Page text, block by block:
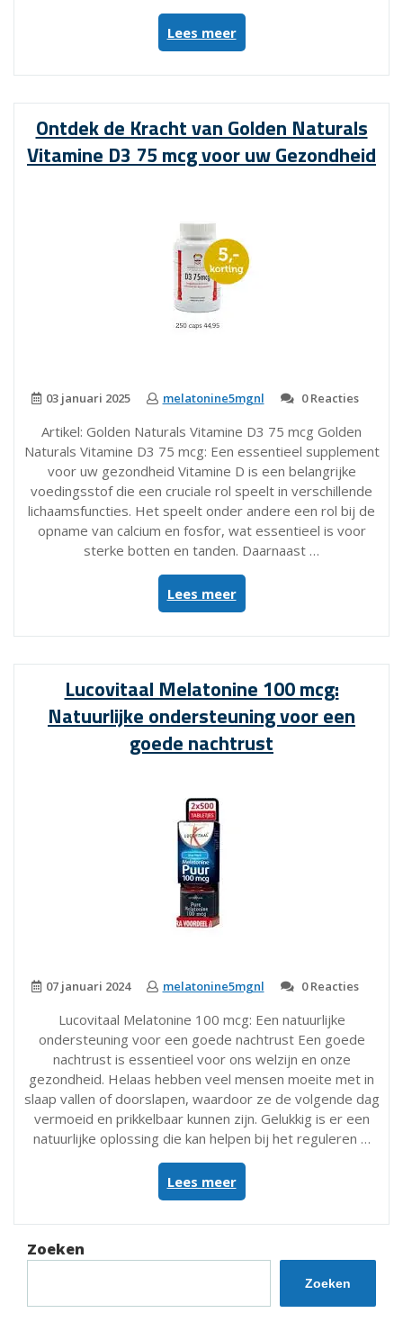
Lees meer“Ontdek
de
kracht
Melatonine
299
mcg
nachtrust”
Ontdek de Kracht van Golden Naturals
Vitamine D3 75 mcg voor uw Gezondheid
03 januari 2025 melatonine5mgnl 0 Reacties
Artikel: Golden Naturals Vitamine D3 75 mcg Golden
Naturals Vitamine D3 75 mcg: Een essentieel supplement
voor uw gezondheid Vitamine D is een belangrijke
voedingsstof die een cruciale rol speelt in verschillende
lichaamsfuncties. Het speelt onder andere een rol bij de
opname van calcium en fosfor, wat essentieel is voor
sterke botten en tanden. Daarnaast …
Lees meer“Ontdek
de
Kracht
Naturals
Vitamine
D3
75
Lucovitaal Melatonine 100 mcg:
Natuurlijke ondersteuning voor een
goede nachtrust
07 januari 2024 melatonine5mgnl 0 Reacties
Lucovitaal Melatonine 100 mcg: Een natuurlijke
ondersteuning voor een goede nachtrust Een goede
nachtrust is essentieel voor ons welzijn en onze
gezondheid. Helaas hebben veel mensen moeite met in
slaap vallen of doorslapen, waardoor ze de volgende dag
vermoeid en prikkelbaar kunnen zijn. Gelukkig is er een
natuurlijke oplossing die kan helpen bij het reguleren …
Lees meer“Lucovitaal
Melatonine
100
Natuurlijke
ondersteuning
Zoeken
Zoeken